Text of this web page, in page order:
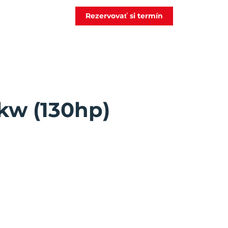
Rezervovať si termín
(130hp)